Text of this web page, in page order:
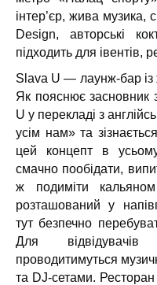
інтер’єр, жива музика,
Design, авторські
підходить для івентів,
Slava U — лаунж-бар із
Як пояснює засновник
U у перекладі з
усім нам» та
цей концепт в
смачно пообідати,
ж подиміти
розташований у
тут безпечно
Для
проводитимуться
та DJ-сетами. Ресторан